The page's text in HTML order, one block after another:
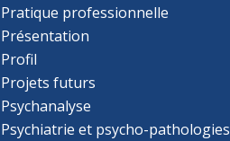
Pratique professionnelle
Présentation
Profil
Projets futurs
Psychanalyse
Psychiatrie et psycho-pathologies